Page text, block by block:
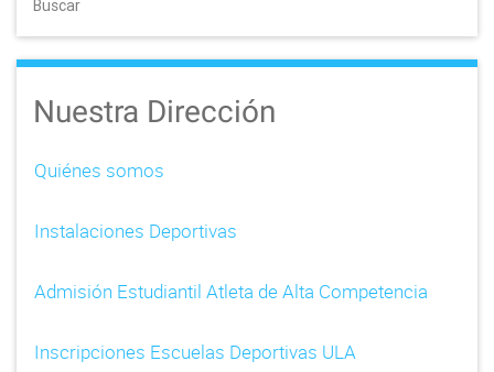
n
a
a
Buscar
Nuestra Dirección
Quiénes somos
Instalaciones Deportivas
Admisión Estudiantil Atleta de Alta Competencia
Inscripciones Escuelas Deportivas ULA